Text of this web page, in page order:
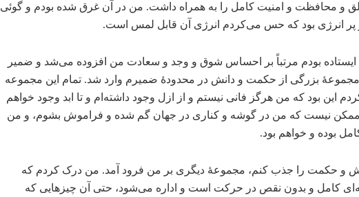
و محافظت و امنیت کامل را به همراه داشت. من در آن غرق شده بودم و گوئی
پر انرژی بود که حس می‌کردم انرژی آن قابل لمس است.
ایستاده بودم مرتباً بر احساس شوق و وجد و سعادت من افزوده می‌شد و ضمیر
بزرگی از حکمت و دانش در محدودۀ ضمیرم وارد شد. تمام این مجموعه
این بود که من هرگز فانی نیستم و از ازل وجود داشته‌ام و تا ابد وجود خواهم
نیست که من در گوشه و کناری در جهان گم شده و فراموش بشوم، و من
بوده و خواهم بود.
و حکمت را جذب کنم، مجموعۀ دیگری بر من فرود آمد. من درک کردم که
کامل و بدون نقص در حرکت است و اداره می‌شود، حتی آن چیزهایی که